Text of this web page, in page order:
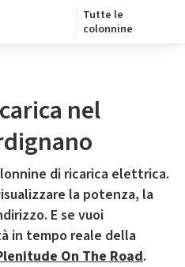
Tutte le
colonnine
nel
di ricarica elettrica.
la potenza, la
E se vuoi
in tempo reale della
On The Road.